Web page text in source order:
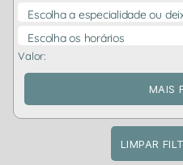
Escolha a especialidade ou
Escolha os horários
Valor:
MAIS
LIMPAR